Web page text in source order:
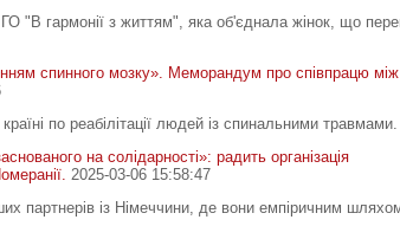
"В гармонії з життям", яка об'єднала жінок, що
спинного мозку». Меморандум про співпрацю між
по реабілітації людей із спинальними травмами.
на солідарності»: радить організація
2025-03-06 15:58:47
партнерів із Німеччини, де вони емпіричним